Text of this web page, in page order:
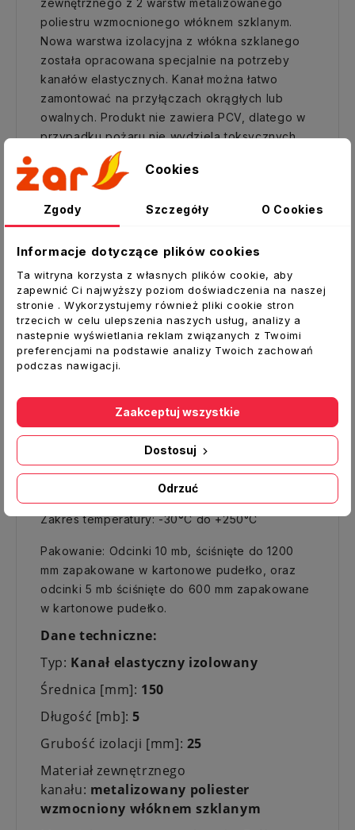
zewnętrznego z 2 warstw metalizowanego
poliestru wzmocnionego włóknem szklanym.
Nowa warstwa izolacyjna z włókna szklanego
została opracowana specjalnie na potrzeby
kanałów elastycznych. Kanał można łatwo
zamontować na przyłączach okrągłych lub
owalnych. Produkt nie zawiera PCV, dlatego w
przypadku pożaru nie wydziela toksycznych
Mikroperforacja wewnętrznej warstwy
przepływającego powietrza.
ZASTOSOWANIE:
Kanały elastyczne SONOTHERM są stosowane
w systemach DGP (dogrzewania gorącym
powietrzem z kominka), wentylacyjnych i
klimatyzacyjnych, w których jest wymagana
duża wytrzymałość mechaniczna, termiczna,
ognioodporność, a także skuteczna izolacja
PARAMETRY:
Prędkość powietrza (maks.): 30 m / s
Ciśnienie robocze (maks.): + 5000 Pa
Promień gięcia: 0,54 x D + 25mm
Ognioodporność: klasa M1 / M0
Zakres temperatury: -30°C do +250°C
Pakowanie: Odcinki 10 mb, ściśnięte do 1200
mm zapakowane w kartonowe pudełko, oraz
odcinki 5 mb ściśnięte do 600 mm zapakowane
w kartonowe pudełko.
Dane techniczne:
Typ: Kanał elastyczny izolowany
Średnica [mm]: 150
Długość [mb]:5
Grubość izolacji [mm]: 25
Materiał zewnętrznego
kanału: metalizowany poliester
wzmocniony włóknem szklanym
Cookies
Zgody Szczegóły O Cookies
Informacje dotyczące plików cookies
Ta witryna korzysta z własnych plików cookie, aby
zapewnić Ci najwyższy poziom doświadczenia na naszej
stronie . Wykorzystujemy również pliki cookie stron
trzecich w celu ulepszenia naszych usług, analizy a
nastepnie wyświetlania reklam związanych z Twoimi
preferencjami na podstawie analizy Twoich zachowań
podczas nawigacji.
Odrzuć
Dostosuj
Zaakceptuj wszystkie